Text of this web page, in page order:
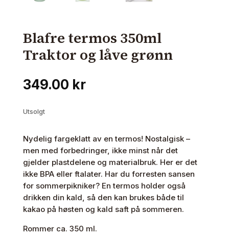
Blafre termos 350ml
Traktor og låve grønn
349.00 kr
Utsolgt
Nydelig fargeklatt av en termos! Nostalgisk –
men med forbedringer, ikke minst når det
gjelder plastdelene og materialbruk. Her er det
ikke BPA eller ftalater. Har du forresten sansen
for sommerpikniker? En termos holder også
drikken din kald, så den kan brukes både til
kakao på høsten og kald saft på sommeren.
Rommer ca. 350 ml.